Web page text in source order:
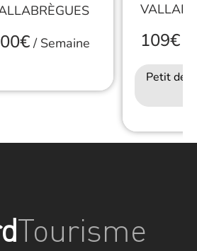
/Semaine 109€/
Petit
Tourisme